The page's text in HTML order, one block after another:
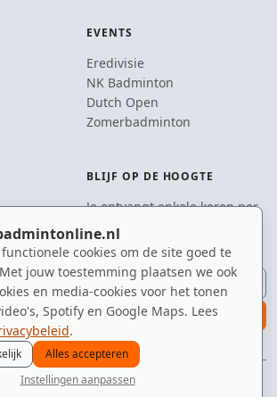
cookies om de site goed te
jouw toestemming plaatsen we ook
en media-cookies voor het tonen
Spotify en Google Maps. Lees
.
Alles accepteren
Instellingen aanpassen
EVENTS
Eredivisie
NK Badminton
Dutch Open
Zomerbadminton
BLIJF OP DE HOOGTE
Je ontvangt enkele keren per
jaar een e-mail met het
laatste badmintonnieuws.
E-mailadres
aanmelden
· gemaakt met shuttle, net en veel koffie
spelers ranglijst zomer